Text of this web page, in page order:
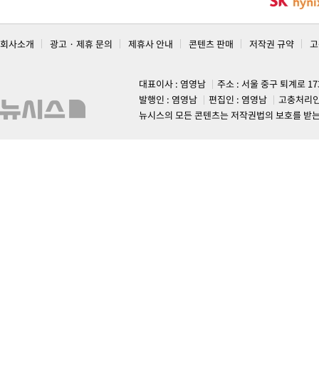
회사소개 광고 · 제휴 문의 제휴사 안내 콘텐츠 판매 저작권 규약
대표이사 : 염영남
주소 : 서울 중구 퇴계로
발행인 : 염영남
편집인 : 염영남
고충처리
뉴시스의 모든 콘텐츠는 저작권법의 보호를